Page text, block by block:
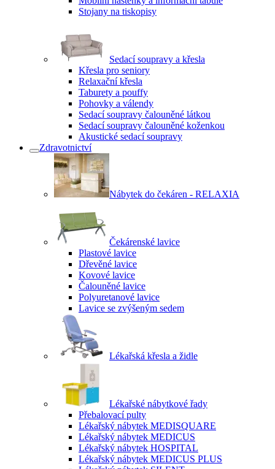
Stojany na tiskopisy
Sedací soupravy a křesla
Křesla pro seniory
Relaxační křesla
Taburety a pouffy
Pohovky a válendy
Sedací soupravy čalouněné látkou
Sedací soupravy čalouněné koženkou
Akustické sedací soupravy
Zdravotnictví
Nábytek do čekáren - RELAXIA
Čekárenské lavice
Plastové lavice
Dřevěné lavice
Kovové lavice
Čalouněné lavice
Polyuretanové lavice
Lavice se zvýšeným sedem
Lékařská křesla a židle
Lékařské nábytkové řady
Přebalovací pulty
Lékařský nábytek MEDISQUARE
Lékařský nábytek MEDICUS
Lékařský nábytek HOSPITAL
Lékařský nábytek MEDICUS PLUS